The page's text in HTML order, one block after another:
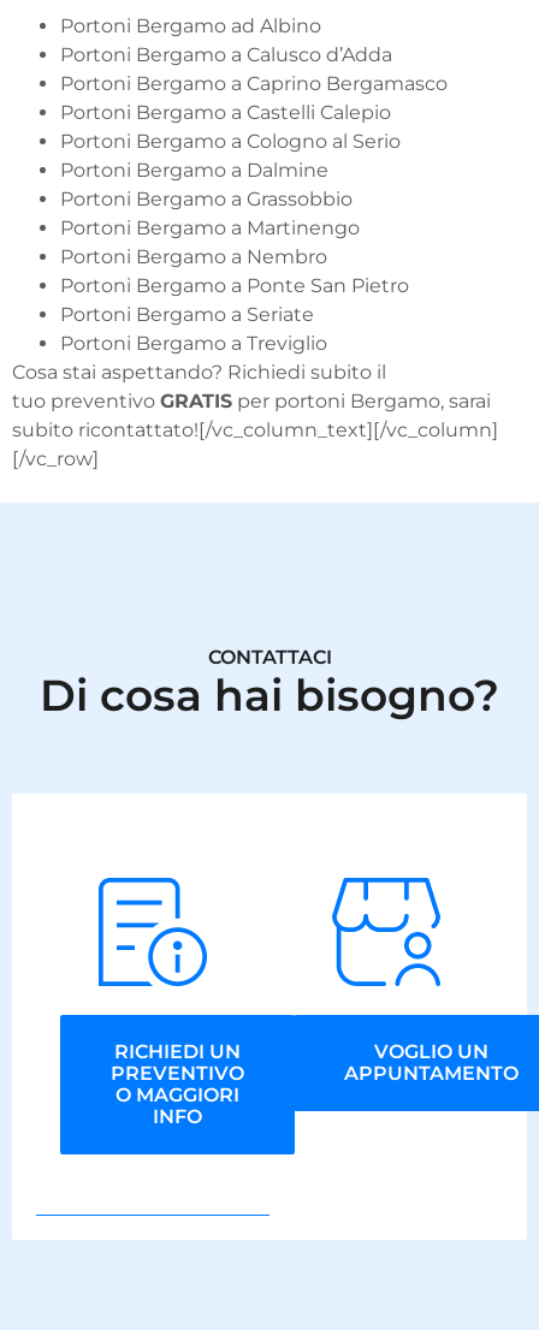
Portoni Bergamo ad Albino
Portoni Bergamo a Calusco d’Adda
Portoni Bergamo a Caprino Bergamasco
Portoni Bergamo a Castelli Calepio
Portoni Bergamo a Cologno al Serio
Portoni Bergamo a Dalmine
Portoni Bergamo a Grassobbio
Portoni Bergamo a Martinengo
Portoni Bergamo a Nembro
Portoni Bergamo a Ponte San Pietro
Portoni Bergamo a Seriate
Portoni Bergamo a Treviglio
Cosa stai aspettando? Richiedi subito il
tuo preventivo GRATIS per portoni Bergamo, sarai
subito ricontattato![/vc_column_text][/vc_column]
[/vc_row]
CONTATTACI
Di cosa hai bisogno?
RICHIEDI UN
PREVENTIVO
O MAGGIORI
INFO
VOGLIO UN
APPUNTAMENTO